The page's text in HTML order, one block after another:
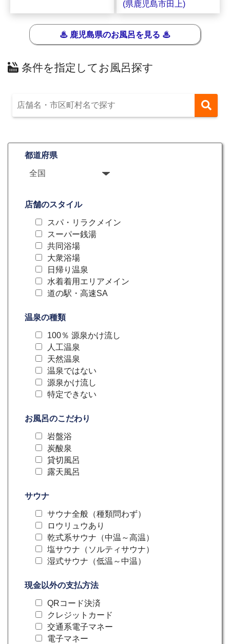
(県鹿児島市田上)
♨ 鹿児島県のお風呂を見る ♨
条件を指定してお風呂探す
都道府県
店舗のスタイル
スパ・リラクメイン
スーパー銭湯
共同浴場
大衆浴場
日帰り温泉
水着着用エリアメイン
道の駅・高速SA
温泉の種類
100％ 源泉かけ流し
人工温泉
天然温泉
温泉ではない
源泉かけ流し
特定できない
お風呂のこだわり
岩盤浴
炭酸泉
貸切風呂
露天風呂
サウナ
サウナ全般（種類問わず）
ロウリュウあり
乾式系サウナ（中温～高温）
塩サウナ（ソルティサウナ）
湿式サウナ（低温～中温）
現金以外の支払方法
QRコード決済
クレジットカード
交通系電子マネー
電子マネー